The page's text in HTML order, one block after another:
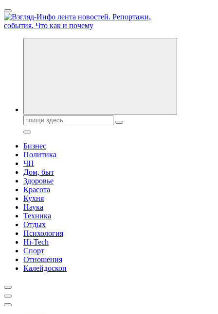
Перейти
к
содержанию
Обо всем и обо всех, что зачем и почему. Новости политики,
Поиск:
Бизнес
Политика
ЧП
Дом, быт
Здоровье
Красота
Кухня
Наука
Техника
Отдых
Психология
Hi-Tech
Спорт
Отношения
Калейдоскоп